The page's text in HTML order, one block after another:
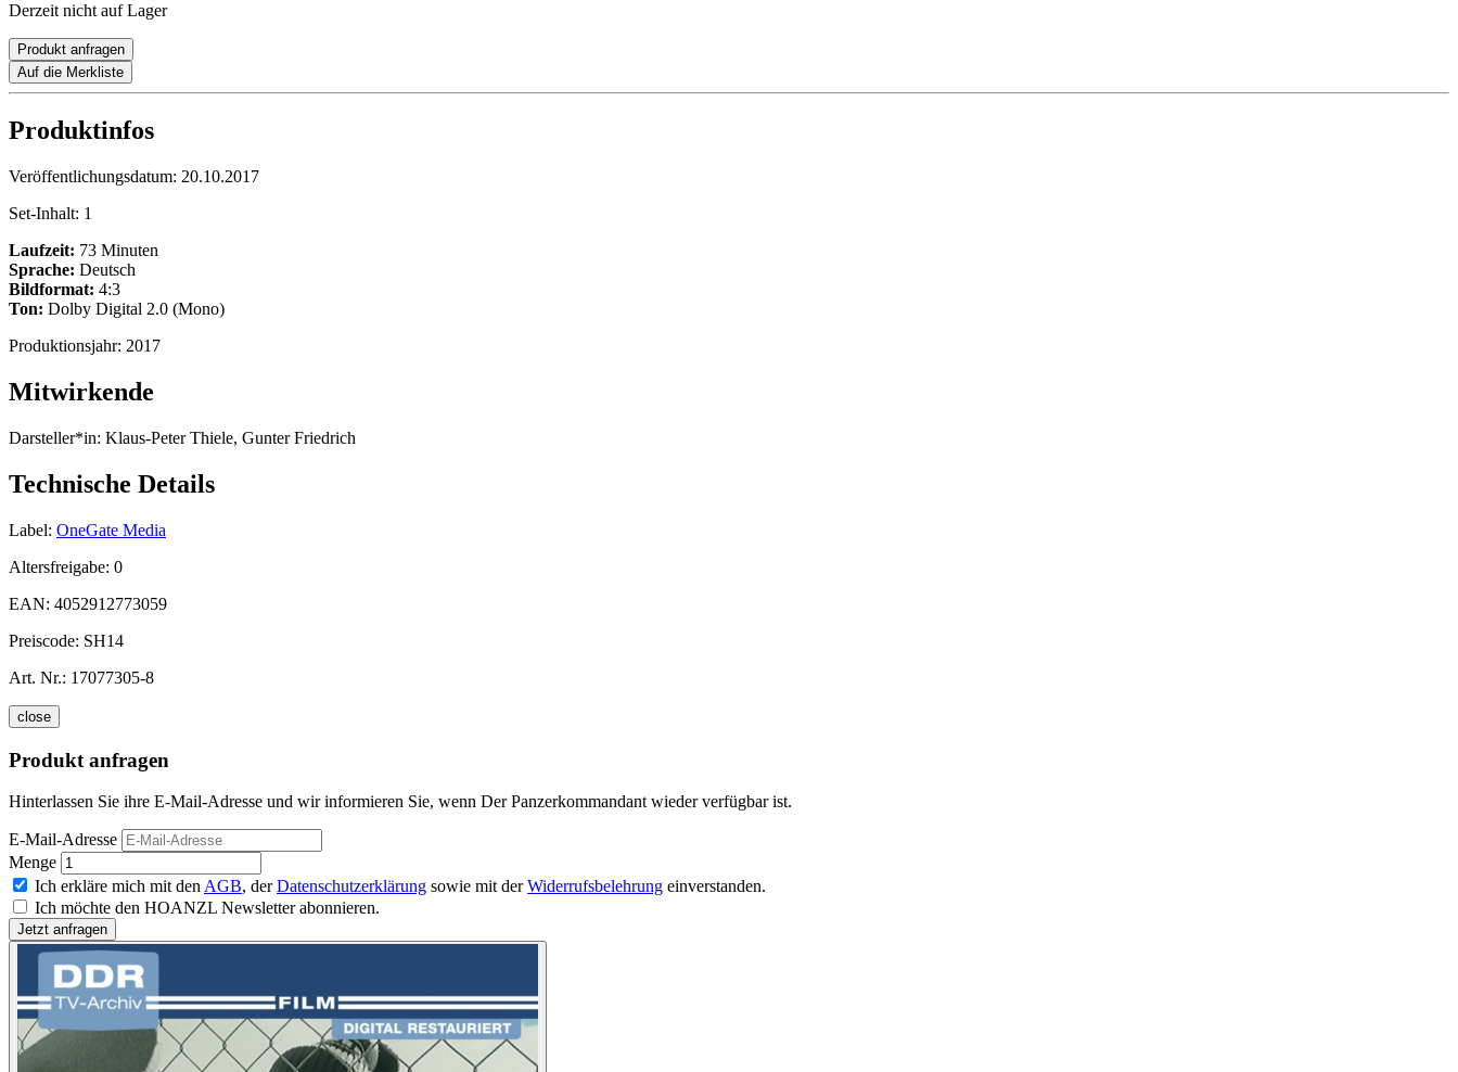
Derzeit nicht auf Lager
Produkt anfragen
Auf die Merkliste
Produktinfos
Veröffentlichungsdatum: 20.10.2017
Set-Inhalt: 1
Laufzeit: 73 Minuten
Sprache: Deutsch
Bildformat: 4:3
Ton: Dolby Digital 2.0 (Mono)
Produktionsjahr: 2017
Mitwirkende
Darsteller*in: Klaus-Peter Thiele, Gunter Friedrich
Technische Details
Label: OneGate Media
Altersfreigabe: 0
EAN: 4052912773059
Preiscode: SH14
Art. Nr.: 17077305-8
close
Produkt anfragen
Hinterlassen Sie ihre E-Mail-Adresse und wir informieren Sie, wenn Der Panzerkommandant wieder verfügbar ist.
E-Mail-Adresse
Menge
Ich erkläre mich mit den AGB, derDatenschutzerklärung sowie mit derWiderrufsbelehrung einverstanden.
Ich möchte den HOANZL Newsletter abonnieren.